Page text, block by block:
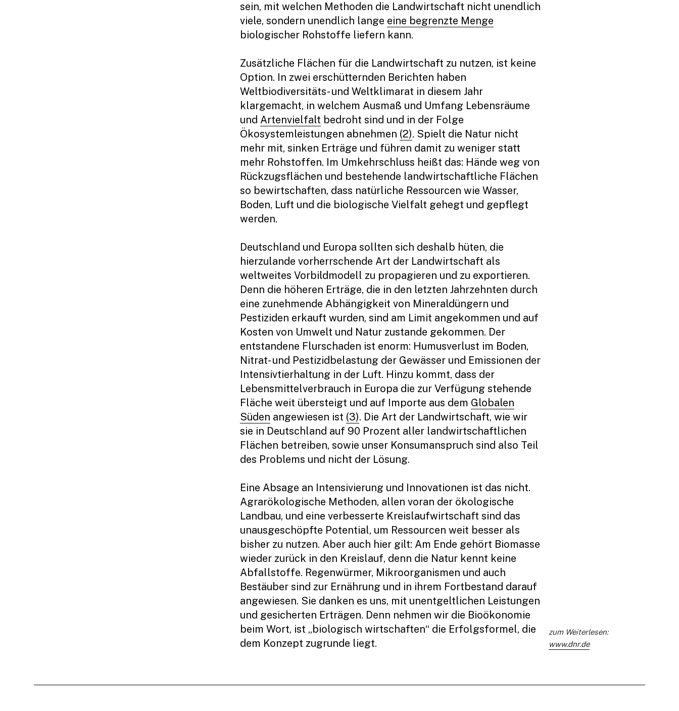
sein, mit welchen Methoden die Landwirtschaft nicht unendlich
viele, sondern unendlich lange eine begrenzte Menge
biologischer Rohstoffe liefern kann.
Zusätzliche Flächen für die Landwirtschaft zu nutzen, ist keine
Option. In zwei erschütternden Berichten haben
Weltbiodiversitäts- und Weltklimarat in diesem Jahr
klargemacht, in welchem Ausmaß und Umfang Lebensräume
und Artenvielfalt bedroht sind und in der Folge
Ökosystemleistungen abnehmen (2). Spielt die Natur nicht
mehr mit, sinken Erträge und führen damit zu weniger statt
mehr Rohstoffen. Im Umkehrschluss heißt das: Hände weg von
Rückzugsflächen und bestehende landwirtschaftliche Flächen
so bewirtschaften, dass natürliche Ressourcen wie Wasser,
Boden, Luft und die biologische Vielfalt gehegt und gepflegt
werden.
Deutschland und Europa sollten sich deshalb hüten, die
hierzulande vorherrschende Art der Landwirtschaft als
weltweites Vorbildmodell zu propagieren und zu exportieren.
Denn die höheren Erträge, die in den letzten Jahrzehnten durch
eine zunehmende Abhängigkeit von Mineraldüngern und
Pestiziden erkauft wurden, sind am Limit angekommen und auf
Kosten von Umwelt und Natur zustande gekommen. Der
entstandene Flurschaden ist enorm: Humusverlust im Boden,
Nitrat- und Pestizidbelastung der Gewässer und Emissionen der
Intensivtierhaltung in der Luft. Hinzu kommt, dass der
Lebensmittelverbrauch in Europa die zur Verfügung stehende
Fläche weit übersteigt und auf Importe aus dem Globalen
Süden angewiesen ist (3). Die Art der Landwirtschaft, wie wir
sie in Deutschland auf 90 Prozent aller landwirtschaftlichen
Flächen betreiben, sowie unser Konsumanspruch sind also Teil
des Problems und nicht der Lösung.
Eine Absage an Intensivierung und Innovationen ist das nicht.
Agrarökologische Methoden, allen voran der ökologische
Landbau, und eine verbesserte Kreislaufwirtschaft sind das
unausgeschöpfte Potential, um Ressourcen weit besser als
bisher zu nutzen. Aber auch hier gilt: Am Ende gehört Biomasse
wieder zurück in den Kreislauf, denn die Natur kennt keine
Abfallstoffe. Regenwürmer, Mikroorganismen und auch
Bestäuber sind zur Ernährung und in ihrem Fortbestand darauf
angewiesen. Sie danken es uns, mit unentgeltlichen Leistungen
und gesicherten Erträgen. Denn nehmen wir die Bioökonomie
beim Wort, ist „biologisch wirtschaften“ die Erfolgsformel, die
dem Konzept zugrunde liegt.
zum Weiterlesen:
www.dnr.de